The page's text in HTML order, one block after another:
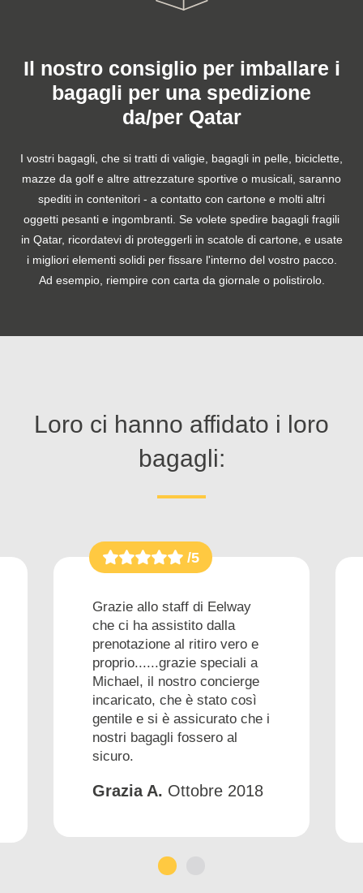
Il nostro consiglio per imballare i
bagagli per una spedizione
da/per Qatar
I vostri bagagli, che si tratti di valigie, bagagli in pelle, biciclette,
mazze da golf e altre attrezzature sportive o musicali, saranno
spediti in contenitori - a contatto con cartone e molti altri
oggetti pesanti e ingombranti. Se volete spedire bagagli fragili
in Qatar, ricordatevi di proteggerli in scatole di cartone, e usate
i migliori elementi solidi per fissare l'interno del vostro pacco.
Ad esempio, riempire con carta da giornale o polistirolo.
Loro ci hanno affidato i loro
bagagli:
/5
Grazie allo staff di Eelway
che ci ha assistito dalla
prenotazione al ritiro vero e
proprio......grazie speciali a
Michael, il nostro concierge
incaricato, che è stato così
gentile e si è assicurato che i
nostri bagagli fossero al
sicuro.
Grazia A. Ottobre 2018